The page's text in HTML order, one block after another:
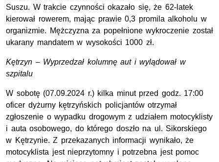
Suszu. W trakcie czynności okazało się, że 62-latek
kierował rowerem, mając prawie 0,3 promila alkoholu w
organizmie. Mężczyzna za popełnione wykroczenie został
ukarany mandatem w wysokości 1000 zł.
Kętrzyn – Wyprzedzał kolumnę aut i wylądował w
szpitalu
W sobotę (07.09.2024 r.) kilka minut przed godz. 17:00
oficer dyżurny kętrzyńskich policjantów otrzymał
zgłoszenie o wypadku drogowym z udziałem motocyklisty
i auta osobowego, do którego doszło na ul. Sikorskiego
w Kętrzynie. Z przekazanych informacji wynikało, że
motocyklista jest nieprzytomny i potrzebna jest pomoc